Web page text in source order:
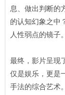
息、做出判断的
的认知幻象之中
人性弱点的镜子。
最终，影片呈现
仅是娱乐，更是
手法的综合艺术